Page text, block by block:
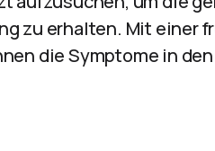
zu erhalten. Mit einer
die Symptome in